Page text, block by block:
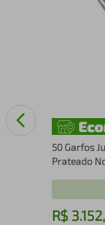
50 Garfos
Prateado
R$ 3.152,